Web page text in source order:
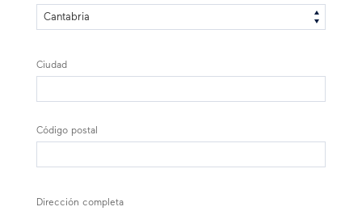
Ciudad
Código postal
Dirección completa